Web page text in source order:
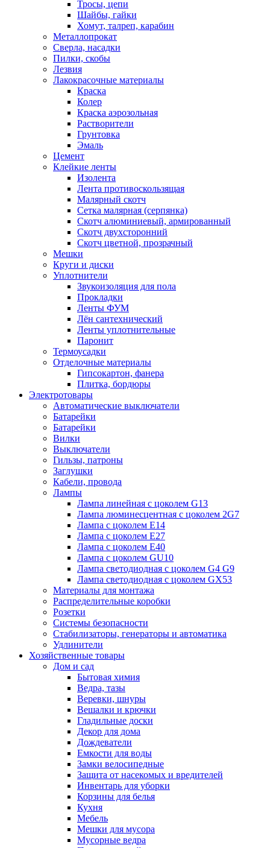
Тросы, цепи
Шайбы, гайки
Хомут, талреп, карабин
Металлопрокат
Сверла, насадки
Пилки, скобы
Лезвия
Лакокрасочные материалы
Краска
Колер
Краска аэрозольная
Растворители
Грунтовка
Эмаль
Цемент
Клейкие ленты
Изолента
Лента противоскользящая
Малярный скотч
Сетка малярная (серпянка)
Скотч алюминиевый, армированный
Скотч двухсторонний
Скотч цветной, прозрачный
Мешки
Круги и диски
Уплотнители
Звукоизоляция для пола
Прокладки
Ленты ФУМ
Лён сантехнический
Ленты уплотнительные
Паронит
Термоусадки
Отделочные материалы
Гипсокартон, фанера
Плитка, бордюры
Электротовары
Автоматические выключатели
Батарейки
Батарейки
Вилки
Выключатели
Гильзы, патроны
Заглушки
Кабели, провода
Лампы
Лампа линейная с цоколем G13
Лампа люминесцентная с цоколем 2G7
Лампа с цоколем E14
Лампа с цоколем E27
Лампа с цоколем E40
Лампа с цоколем GU10
Лампа светодиодная с цоколем G4 G9
Лампа светодиодная с цоколем GX53
Материалы для монтажа
Распределительные коробки
Розетки
Системы безопасности
Стабилизаторы, генераторы и автоматика
Удлинители
Хозяйственные товары
Дом и сад
Бытовая химия
Ведра, тазы
Веревки, шнуры
Вешалки и крючки
Гладильные доски
Декор для дома
Дождеватели
Емкости для воды
Замки велосипедные
Защита от насекомых и вредителей
Инвентарь для уборки
Корзины для белья
Кухня
Мебель
Мешки для мусора
Мусорные ведра